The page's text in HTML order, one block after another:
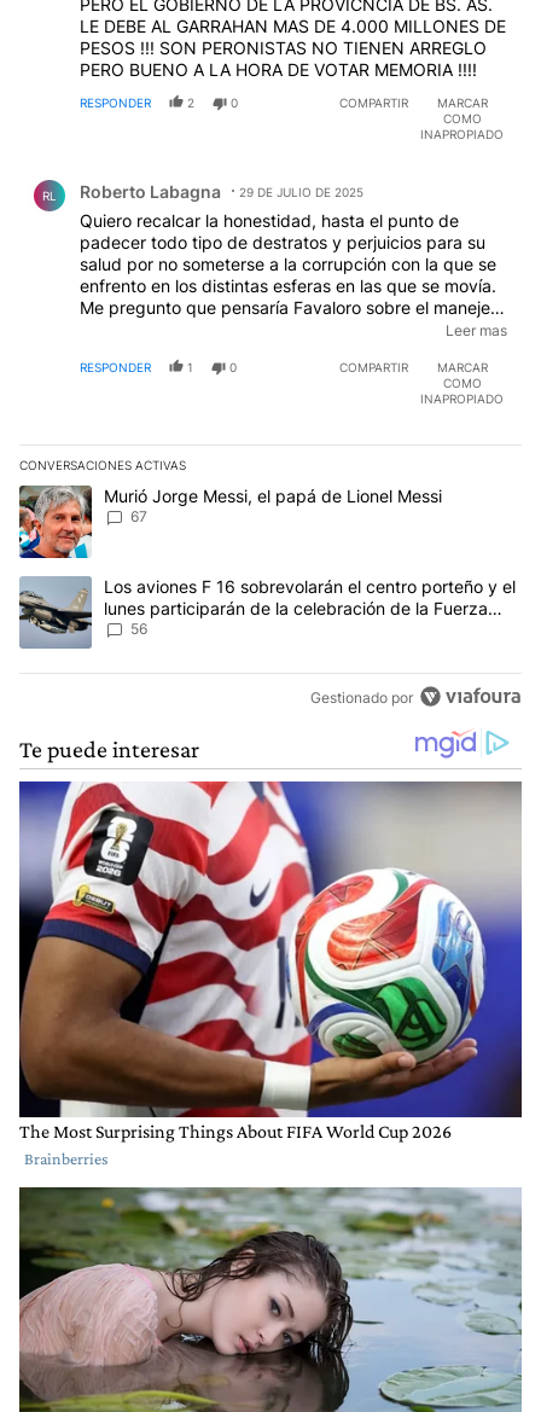
PERO EL GOBIERNO DE LA PROVICNCIA DE BS. AS.
LE DEBE AL GARRAHAN MAS DE 4.000 MILLONES DE
PESOS !!! SON PERONISTAS NO TIENEN ARREGLO
PERO BUENO A LA HORA DE VOTAR MEMORIA !!!!
RESPONDER 2 0 COMPARTIR
MARCAR
COMO
INAPROPIADO
RL Roberto Labagna 29 DE JULIO DE 2025
Quiero recalcar la honestidad, hasta el punto de
padecer todo tipo de destratos y perjuicios para su
salud por no someterse a la corrupción con la que se
enfrento en los distintas esferas en las que se movía.
Me pregunto que pensaría Favaloro sobre el maneje
implementado por Massa con las SIRAS. Fontevecchia
con el proveedor de pauta es lamentable e
irremontable. Totalmente desilusionado con Perfil.
Leer mas
RESPONDER 1 0 COMPARTIR
MARCAR
COMO
INAPROPIADO
CONVERSACIONES ACTIVAS
Este listado muestra los artículos con más comentarios en los
Un artículo de tendencia con el título "Murió Jorge Messi, el
Murió Jorge Messi, el papá de Lionel Messi
67
Un artículo de tendencia con el título "Los aviones F 16
Los aviones F 16 sobrevolarán el centro porteño y el
lunes participarán de la celebración de la Fuerza
Aérea
56
Gestionado por